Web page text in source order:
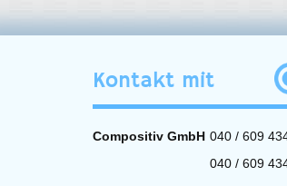
Kontakt mit
Compositiv GmbH 040 / 609
040 / 609